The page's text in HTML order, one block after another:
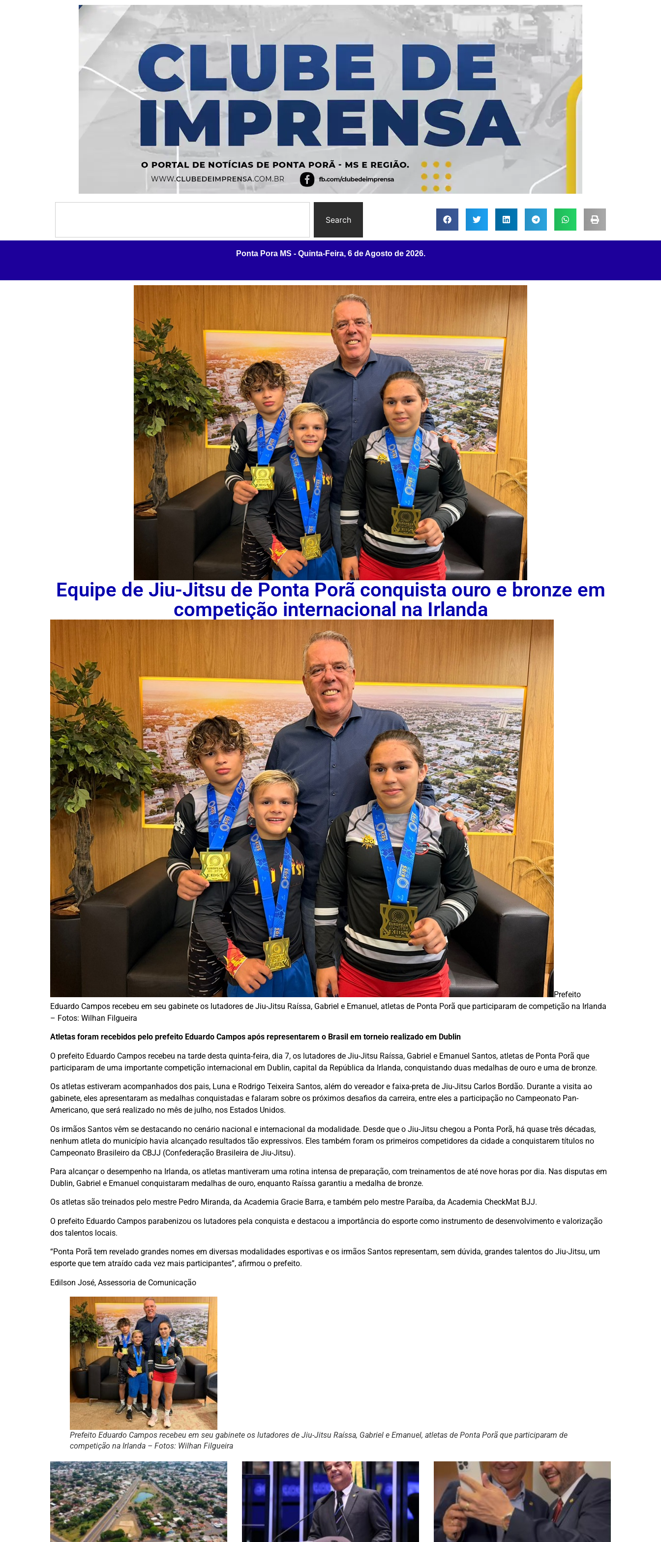
Search
Equipe de Jiu-Jitsu de Ponta Porã conquista ouro e bronze em
competição internacional na Irlanda
Prefeito
Eduardo Campos recebeu em seu gabinete os lutadores de Jiu-Jitsu Raíssa, Gabriel e Emanuel, atletas de Ponta Porã que participaram de competição na Irlanda
– Fotos: Wilhan Filgueira
Atletas foram recebidos pelo prefeito Eduardo Campos após representarem o Brasil em torneio realizado em Dublin
O prefeito Eduardo Campos recebeu na tarde desta quinta-feira, dia 7, os lutadores de Jiu-Jitsu Raíssa, Gabriel e Emanuel Santos, atletas de Ponta Porã que
participaram de uma importante competição internacional em Dublin, capital da República da Irlanda, conquistando duas medalhas de ouro e uma de bronze.
Os atletas estiveram acompanhados dos pais, Luna e Rodrigo Teixeira Santos, além do vereador e faixa-preta de Jiu-Jitsu Carlos Bordão. Durante a visita ao
gabinete, eles apresentaram as medalhas conquistadas e falaram sobre os próximos desafios da carreira, entre eles a participação no Campeonato Pan-
Americano, que será realizado no mês de julho, nos Estados Unidos.
Os irmãos Santos vêm se destacando no cenário nacional e internacional da modalidade. Desde que o Jiu-Jitsu chegou a Ponta Porã, há quase três décadas,
nenhum atleta do município havia alcançado resultados tão expressivos. Eles também foram os primeiros competidores da cidade a conquistarem títulos no
Campeonato Brasileiro da CBJJ (Confederação Brasileira de Jiu-Jitsu).
Para alcançar o desempenho na Irlanda, os atletas mantiveram uma rotina intensa de preparação, com treinamentos de até nove horas por dia. Nas disputas em
Dublin, Gabriel e Emanuel conquistaram medalhas de ouro, enquanto Raíssa garantiu a medalha de bronze.
Os atletas são treinados pelo mestre Pedro Miranda, da Academia Gracie Barra, e também pelo mestre Paraíba, da Academia CheckMat BJJ.
O prefeito Eduardo Campos parabenizou os lutadores pela conquista e destacou a importância do esporte como instrumento de desenvolvimento e valorização
dos talentos locais.
“Ponta Porã tem revelado grandes nomes em diversas modalidades esportivas e os irmãos Santos representam, sem dúvida, grandes talentos do Jiu-Jitsu, um
esporte que tem atraído cada vez mais participantes”, afirmou o prefeito.
Edilson José, Assessoria de Comunicação
Prefeito Eduardo Campos recebeu em seu gabinete os lutadores de Jiu-Jitsu Raíssa, Gabriel e Emanuel, atletas de Ponta Porã que participaram de
competição na Irlanda – Fotos: Wilhan Filgueira